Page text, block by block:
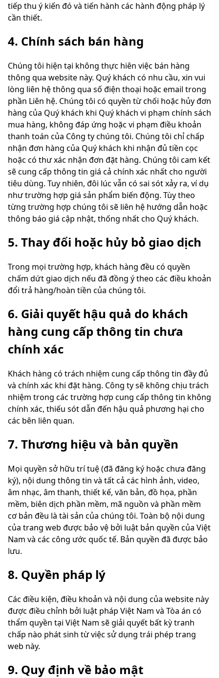
tiếp thu ý kiến đó và tiến hành các hành động pháp lý
cần thiết.
4. Chính sách bán hàng
Chúng tôi hiện tại không thực hiên việc bán hàng
thông qua website này. Quý khách có nhu cầu, xin vui
lòng liên hệ thông qua số điện thoại hoặc email trong
phần Liên hệ. Chúng tôi có quyền từ chối hoặc hủy đơn
hàng của Quý khách khi Quý khách vi phạm chính sách
mua hàng, không đáp ứng hoặc vi phạm điều khoản
thanh toán của Công ty chúng tôi. Chúng tôi chỉ chấp
nhận đơn hàng của Quý khách khi nhận đủ tiền cọc
hoặc có thư xác nhận đơn đặt hàng. Chúng tôi cam kết
sẽ cung cấp thông tin giá cả chính xác nhất cho người
tiêu dùng. Tuy nhiên, đôi lúc vẫn có sai sót xảy ra, ví dụ
như trường hợp giá sản phẩm biến động. Tùy theo
từng trường hợp chúng tôi sẽ liên hệ hướng dẫn hoặc
thông báo giá cập nhật, thống nhất cho Quý khách.
5. Thay đổi hoặc hủy bỏ giao dịch
Trong mọi trường hợp, khách hàng đều có quyền
chấm dứt giao dịch nếu đã đồng ý theo các điều khoản
đổi trả hàng/hoàn tiền của chúng tôi.
6. Giải quyết hậu quả do khách
hàng cung cấp thông tin chưa
chính xác
Khách hàng có trách nhiệm cung cấp thông tin đầy đủ
và chính xác khi đặt hàng. Công ty sẽ không chịu trách
nhiệm trong các trường hợp cung cấp thông tin không
chính xác, thiếu sót dẫn đến hậu quả phương hại cho
các bên liên quan.
7. Thương hiệu và bản quyền
Mọi quyền sở hữu trí tuệ (đã đăng ký hoặc chưa đăng
ký), nội dung thông tin và tất cả các hình ảnh, video,
âm nhạc, âm thanh, thiết kế, văn bản, đồ họa, phần
mềm, biên dịch phần mềm, mã nguồn và phần mềm
cơ bản đều là tài sản của chúng tôi. Toàn bộ nội dung
của trang web được bảo vệ bởi luật bản quyền của Việt
Nam và các công ước quốc tế. Bản quyền đã được bảo
lưu.
8. Quyền pháp lý
Các điều kiện, điều khoản và nội dung của website này
được điều chỉnh bởi luật pháp Việt Nam và Tòa án có
thẩm quyền tại Việt Nam sẽ giải quyết bất kỳ tranh
chấp nào phát sinh từ việc sử dụng trái phép trang
web này.
9. Quy định về bảo mật